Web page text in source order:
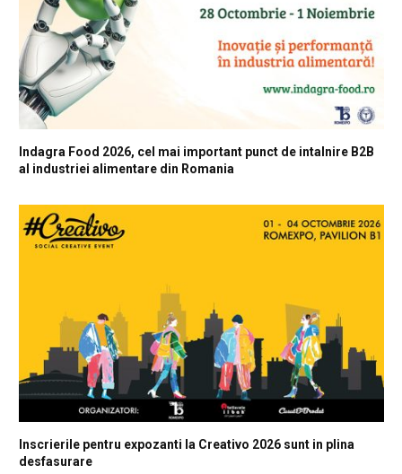
Indagra Food 2026, cel mai important punct de intalnire B2B
al industriei alimentare din Romania
Inscrierile pentru expozanti la Creativo 2026 sunt in plina
desfasurare